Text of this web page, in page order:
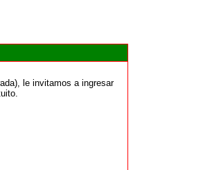
le invitamos a ingresar